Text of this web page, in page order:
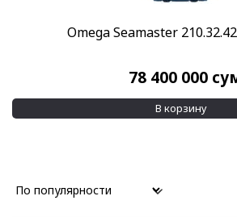
Omega Seamaster
78 400 000
В корзину